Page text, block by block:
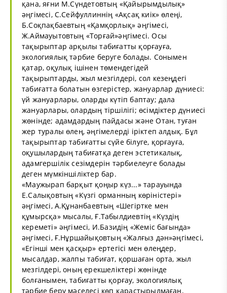
қана, яғни М.Сүндетовтың «Қайырымдылық»
әңгімесі, С.Сейфуллиннің «Ақсақ киік» өлеңі,
Б.Соқпақбаевтың «Қамқорлық» әңгімесі,
Ж.Аймауытовтың «Торғай»әңгімесі. Осы
тақырыптар арқылы табиғатты қорғауға,
экологиялық тәрбие беруге болады. Сонымен
қатар, оқулық ішінен төмендегідей
тақырыптарды, жыл мезгілдері, сол кезеңдегі
табиғатта болатын өзгерістер, жануарлар дүниесі:
үй жануарлары, оларды күтіп баптау; дала
жануарлары, олардың тіршілігі; өсімдіктер дүниесі
жөнінде; адамдардың пайдасы және Отан, туған
жер туралы өлең, әңгімелерді іріктеп алдық. Бұл
тақырыптар табиғатты сүйе білуге, қорғауға,
оқушылардың табиғатқа деген эстетикалық,
адамгершілік сезімдерін тәрбиелеуге болады
деген мүмкіншіліктер бар.
«Маужырап барқыт қоңыр күз...» тарауында
Е.Салықовтың «Күзгі орманның көріністері»
әңгімесі, А.Құнанбаевтың «Шегіртке мен
құмырсқа» мысалы, Ғ.Табылдиевтің «Күздің
кереметі» әңгімесі, И.Базидің «Жеміс бағында»
әңгімесі, Ғ.Нұршайықовтың «Жалғыз дән»әңгімесі,
«Егінші мен қасқыр» ертегісі мен өлеңдер,
мысалдар, жалпы табиғат, қоршаған орта, жыл
мезгілдері, оның ерекшеліктері жөнінде
болғанымен, табиғатты қорғау, экологиялық
тәрбие беру мәселесі көп қарастырылмаған.